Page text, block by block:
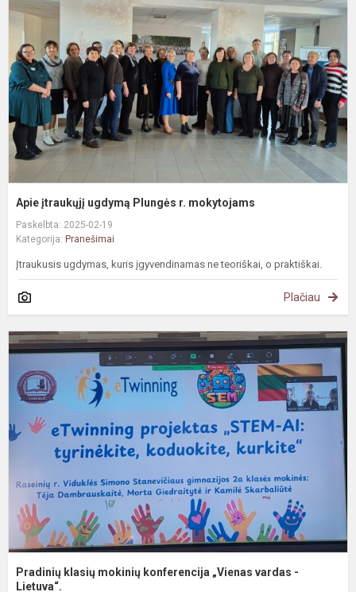
Apie įtraukųjį ugdymą Plungės r. mokytojams
Paskelbta: 2025-02-19
Kategorija: Pranešimai
Įtraukusis ugdymas, kuris įgyvendinamas ne teoriškai, o praktiškai.
Plačiau
Pradinių klasių mokinių konferencija „Vienas vardas -
Lietuva“.